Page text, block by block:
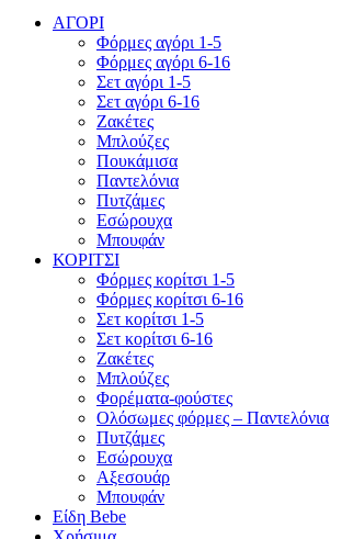
ΑΓΟΡΙ
Φόρμες αγόρι 1-5
Φόρμες αγόρι 6-16
Σετ αγόρι 1-5
Σετ αγόρι 6-16
Ζακέτες
Μπλούζες
Πουκάμισα
Παντελόνια
Πυτζάμες
Εσώρουχα
Μπουφάν
ΚΟΡΙΤΣΙ
Φόρμες κορίτσι 1-5
Φόρμες κορίτσι 6-16
Σετ κορίτσι 1-5
Σετ κορίτσι 6-16
Ζακέτες
Μπλούζες
Φορέματα-φούστες
Ολόσωμες φόρμες – Παντελόνια
Πυτζάμες
Εσώρουχα
Αξεσουάρ
Μπουφάν
Είδη Bebe